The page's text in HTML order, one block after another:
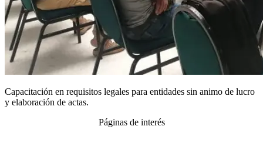
Capacitación en requisitos legales para entidades sin animo de lucro
y elaboración de actas.
Páginas de interés